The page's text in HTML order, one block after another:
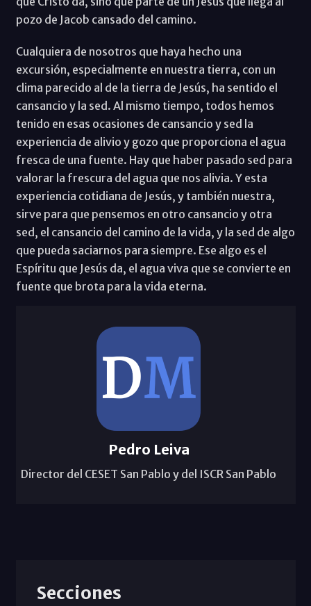
pozo de Jacob cansado del camino.
Cualquiera de nosotros que haya hecho una
excursión, especialmente en nuestra tierra, con un
clima parecido al de la tierra de Jesús, ha sentido el
cansancio y la sed. Al mismo tiempo, todos hemos
tenido en esas ocasiones de cansancio y sed la
experiencia de alivio y gozo que proporciona el agua
fresca de una fuente. Hay que haber pasado sed para
valorar la frescura del agua que nos alivia. Y esta
experiencia cotidiana de Jesús, y también nuestra,
sirve para que pensemos en otro cansancio y otra
sed, el cansancio del camino de la vida, y la sed de algo
que pueda saciarnos para siempre. Ese algo es el
Espíritu que Jesús da, el agua viva que se convierte en
fuente que brota para la vida eterna.
Pedro Leiva
Director del CESET San Pablo y del ISCR San Pablo
Secciones